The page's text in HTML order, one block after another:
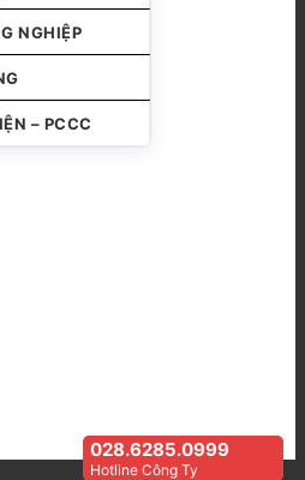
NGHIỆP
– PCCC
028.6285.0999
Hotline Công Ty